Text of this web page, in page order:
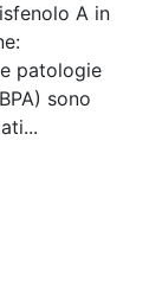
A in
patologie
sono